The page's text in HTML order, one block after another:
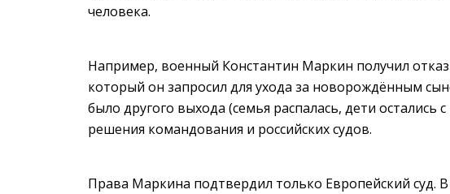
человека.
Например, военный Константин Маркин получил
который он запросил для ухода за новорождённым
было другого выхода (семья распалась, дети остались
решения командования и российских судов.
Права Маркина подтвердил только Европейский суд.